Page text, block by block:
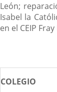
León;
Isabel la
en el CEIP
COLEGIO